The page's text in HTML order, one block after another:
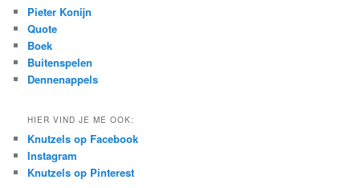
h
Pieter Konijn
Quote
Boek
Buitenspelen
Dennenappels
HIER VIND JE ME OOK:
Knutzels op Facebook
Instagram
Knutzels op Pinterest